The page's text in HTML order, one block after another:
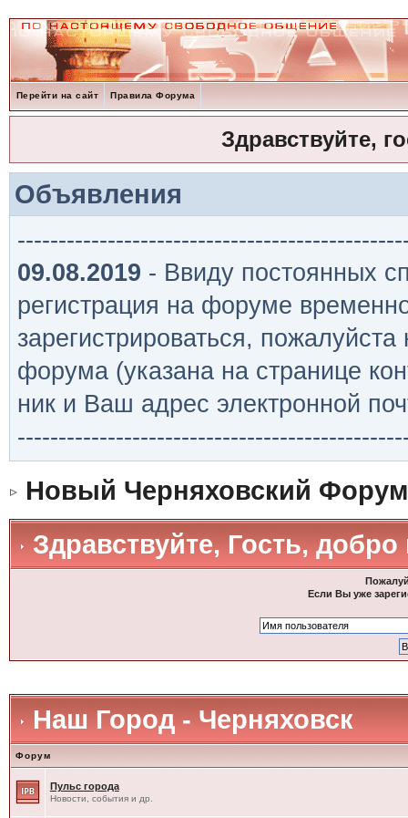
Перейти на сайт Правила Форума
Здравствуйте,
Объявления
09.08.2019 - Ввиду постоянных
регистрация на форуме
зарегистрироваться,
форума (указана на странице
ник и Ваш адрес электронной
Новый Черняховский Форум
Здравствуйте, Гость,
Если Вы уже
Наш Город - Черняховск
Форум
Пульс города
Новости, события и др.